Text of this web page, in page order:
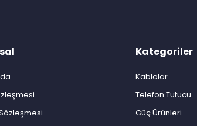
Kategoriler
Kablolar
Telefon Tutucu
Güç Ürünleri